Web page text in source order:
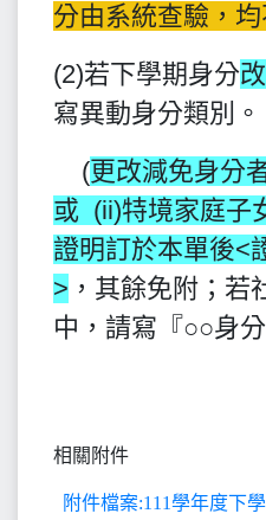
分由系統查驗，
(2)若下學期身分
寫異動身分類別。
(更改減免身分
或 (ii)特境家庭子
證明訂於本單後<
> ，其餘免附；若
中，請寫『○○身
相關附件
附件檔案:111學年度下